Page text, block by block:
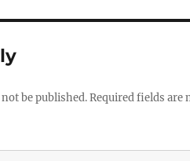
be published.Required fields are